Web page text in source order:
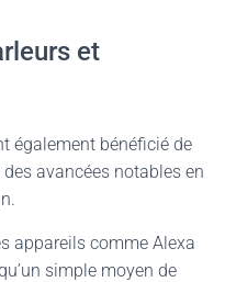
et
également bénéficié de
avancées notables en
appareils comme Alexa
simple moyen de